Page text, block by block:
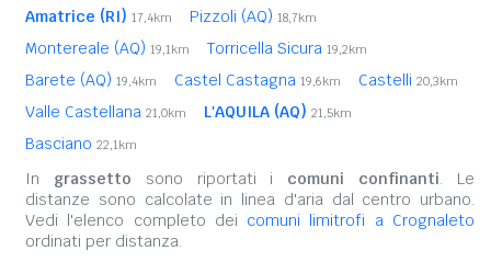
Amatrice (RI) 17,4km Pizzoli (AQ) 18,7km
Montereale (AQ) 19,1km Torricella Sicura 19,2km
Barete (AQ) 19,4km Castel Castagna 19,6km Castelli 20,3km
Valle Castellana 21,0km L'AQUILA (AQ) 21,5km
Basciano 22,1km
In grassetto sono riportati i comuni confinanti. Le
distanze sono calcolate in linea d'aria dal centro urbano.
Vedi l'elenco completo dei comuni limitrofi a Crognaleto
ordinati per distanza.